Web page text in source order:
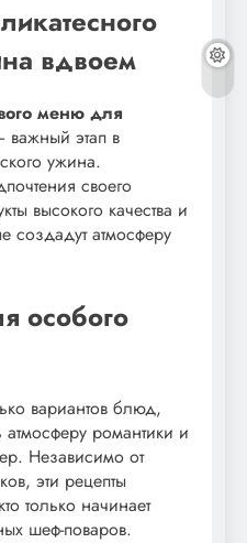
вдвоем
меню для
важный этап в
ужина.
своего
высокого качества и
создадут атмосферу
особого
вариантов блюд,
атмосферу романтики и
Независимо от
эти рецепты
только начинает
шеф-поваров.